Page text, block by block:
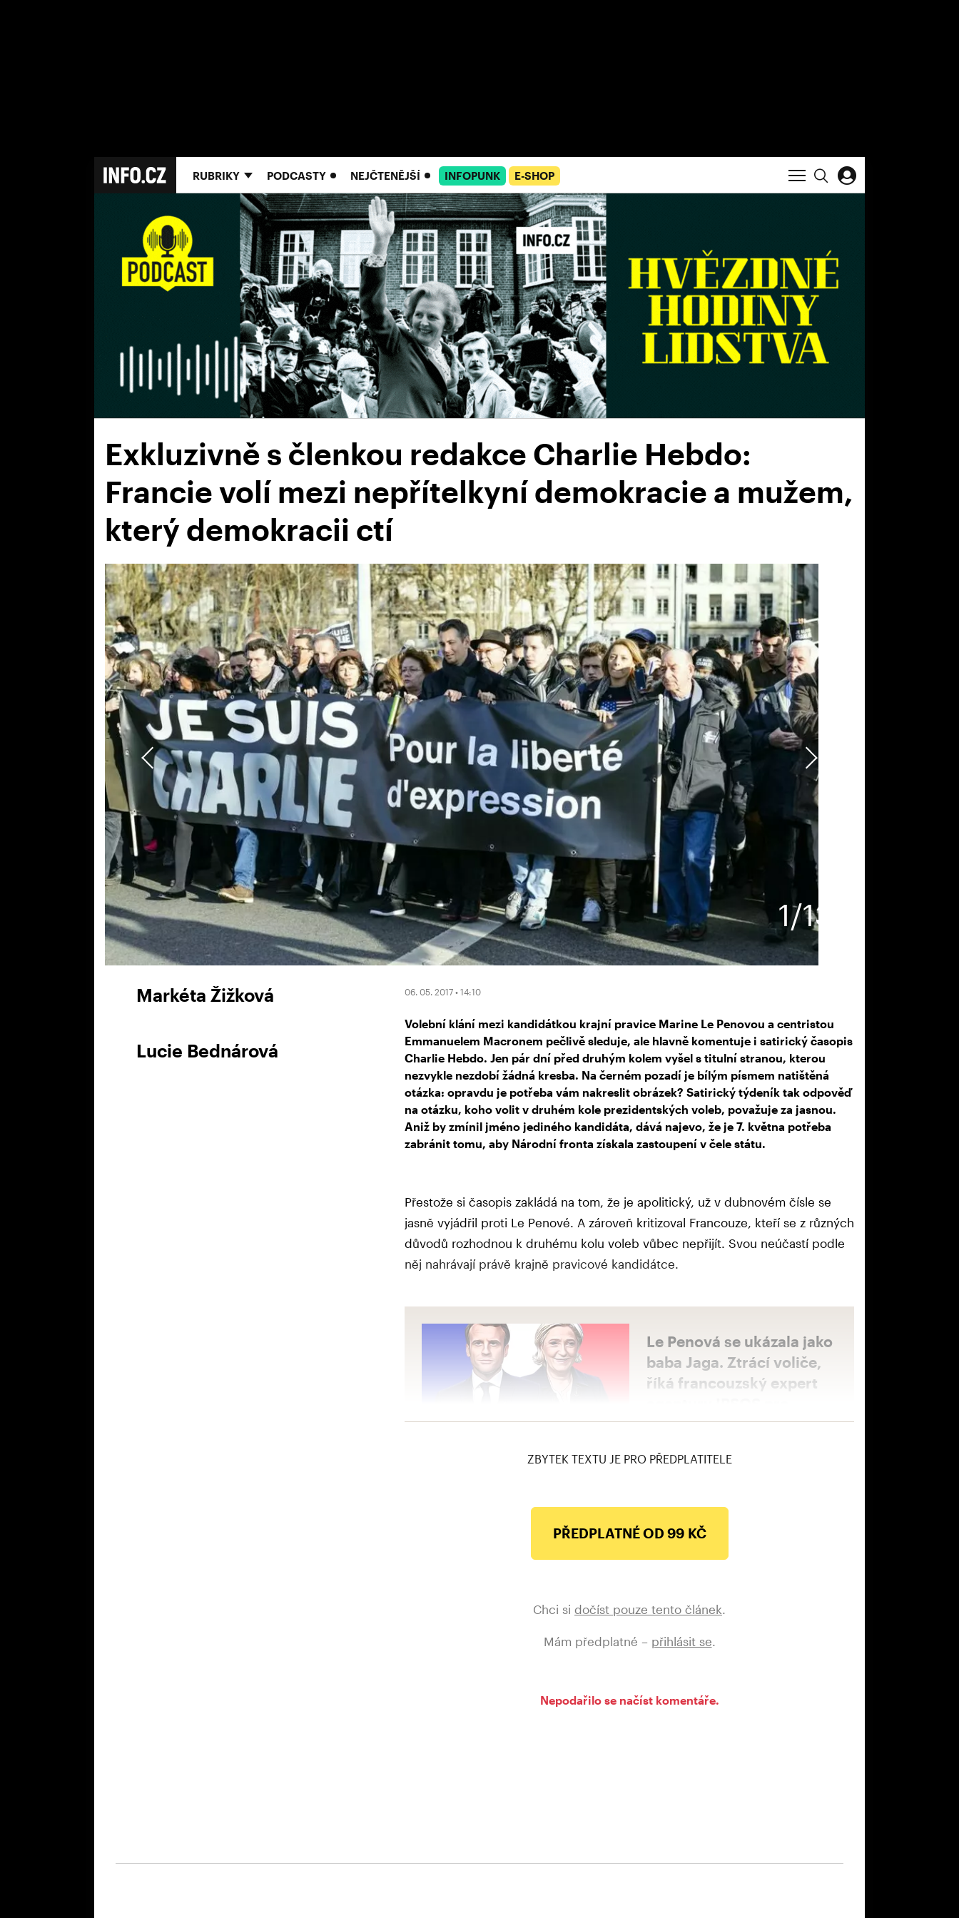
RUBRIKY PODCASTY NEJČTENĚJŠÍ INFOPUNK E-SHOP
Exkluzivně s členkou redakce Charlie Hebdo:
Francie volí mezi nepřítelkyní demokracie a mužem,
který demokracii ctí
1/13
Markéta Žižková
Lucie Bednárová
06. 05. 2017 • 14:10
Volební klání mezi kandidátkou krajní pravice Marine Le Penovou a centristou
Emmanuelem Macronem pečlivě sleduje, ale hlavně komentuje i satirický časopis
Charlie Hebdo. Jen pár dní před druhým kolem vyšel s titulní stranou, kterou
nezvykle nezdobí žádná kresba. Na černém pozadí je bílým písmem natištěná
otázka: opravdu je potřeba vám nakreslit obrázek? Satirický týdeník tak odpověď
na otázku, koho volit v druhém kole prezidentských voleb, považuje za jasnou.
Aniž by zmínil jméno jediného kandidáta, dává najevo, že je 7. května potřeba
zabránit tomu, aby Národní fronta získala zastoupení v čele státu.
Přestože si časopis zakládá na tom, že je apolitický, už v dubnovém čísle se
jasně vyjádřil proti Le Penové. A zároveň kritizoval Francouze, kteří se z různých
důvodů rozhodnou k druhému kolu voleb vůbec nepřijít. Svou neúčastí podle
něj nahrávají právě krajně pravicové kandidátce.
Le Penová se ukázala jako
baba Jaga. Ztrácí voliče,
říká francouzský expert
INFO.CZ
ZBYTEK TEXTU JE PRO PŘEDPLATITELE
PŘEDPLATNÉ OD 99 KČ
Chci si dočíst pouze tento článek
Mám předplatné – přihlásit se
Nepodařilo se načíst komentáře.